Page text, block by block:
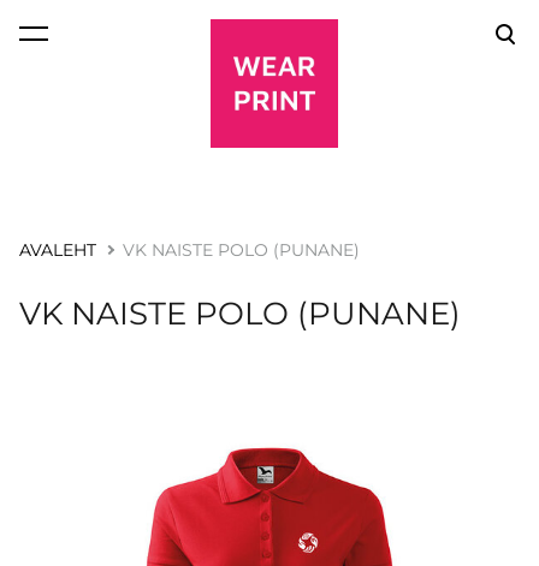
lisati ostukorvi.
AVALEHT VK NAISTE POLO (PUNANE)
VK NAISTE POLO (PUNANE)